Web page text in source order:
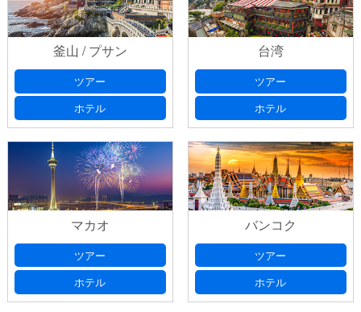
釜山 / プサン
ツアー
ホテル
台湾
ツアー
ホテル
マカオ
ツアー
ホテル
バンコク
ツアー
ホテル